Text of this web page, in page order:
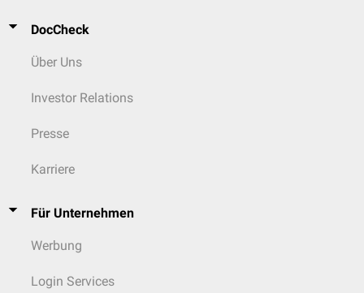
DocCheck
Über Uns
Investor Relations
Presse
Karriere
Für Unternehmen
Werbung
Login Services